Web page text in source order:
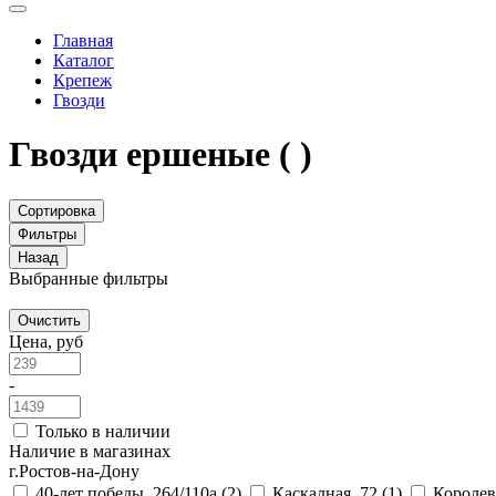
Главная
Каталог
Крепеж
Гвозди
Гвозди ершеные ( )
Сортировка
Фильтры
Назад
Выбранные фильтры
Очистить
Цена, руб
-
Только в наличии
Наличие в магазинах
г.Ростов-на-Дону